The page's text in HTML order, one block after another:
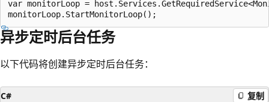
var monitorLoop =
异步定时后台任务
以下代码将创建异步定时后台任务：
C# 复制